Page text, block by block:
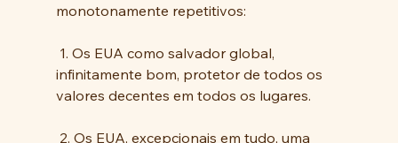
monotonamente repetitivos:
infinitamente bom, protetor de todos os
valores decentes em todos os lugares.